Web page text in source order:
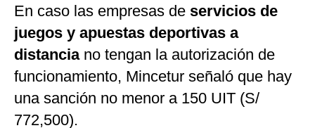
En caso las empresas de servicios de
juegos y apuestas deportivas a
distancia no tengan la autorización de
funcionamiento, Mincetur señaló que hay
una sanción no menor a 150 UIT (S/
772,500).